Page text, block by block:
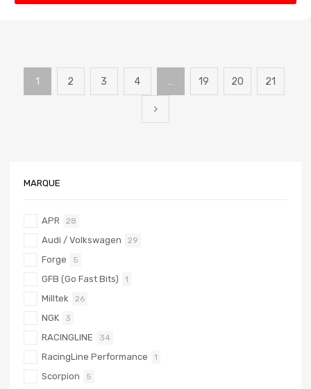
1 2 3 4 … 19 20 21
MARQUE
APR 28
Audi / Volkswagen 29
Forge 5
GFB (Go Fast Bits) 1
Milltek 26
NGK 3
RACINGLINE 34
RacingLine Performance 1
Scorpion 5